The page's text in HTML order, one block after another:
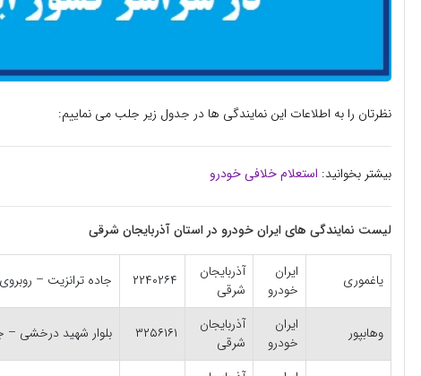
نظرتان را به اطلاعات این نمایندگی ها در جدول زیر جلب می نماییم:
بیشتر بخوانید: استعلام خلافی خودرو
لیست نمایندگی های ایران خودرو در استان آذربایجان شرقی
یاغموری
ایران
خودرو
آذربایجان
شرقی
۲۲۴۰۲۶۴ جاده ترانزیت –
وهابپور
ایران
خودرو
آذربایجان
شرقی
۳۲۵۶۱۶۱ بلوار شهید درخشی –